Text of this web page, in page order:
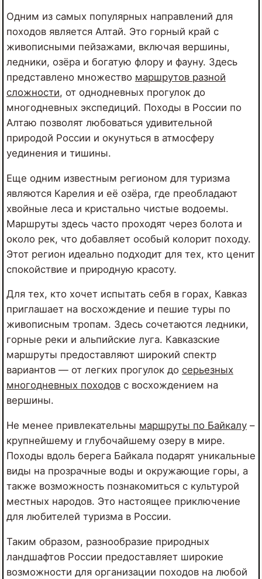
Одним из самых популярных направлений для
походов является Алтай. Это горный край с
живописными пейзажами, включая вершины,
ледники, озёра и богатую флору и фауну. Здесь
представлено множество маршрутов разной
сложности, от однодневных прогулок до
многодневных экспедиций. Походы в России по
Алтаю позволят любоваться удивительной
природой России и окунуться в атмосферу
уединения и тишины.
Еще одним известным регионом для туризма
являются Карелия и её озёра, где преобладают
хвойные леса и кристально чистые водоемы.
Маршруты здесь часто проходят через болота и
около рек, что добавляет особый колорит походу.
Этот регион идеально подходит для тех, кто ценит
спокойствие и природную красоту.
Для тех, кто хочет испытать себя в горах, Кавказ
приглашает на восхождение и пешие туры по
живописным тропам. Здесь сочетаются ледники,
горные реки и альпийские луга. Кавказские
маршруты предоставляют широкий спектр
вариантов — от легких прогулок до серьезных
многодневных походовс восхождением на
вершины.
Не менее привлекательны маршруты по Байкалу–
крупнейшему и глубочайшему озеру в мире.
Походы вдоль берега Байкала подарят уникальные
виды на прозрачные воды и окружающие горы, а
также возможность познакомиться с культурой
местных народов. Это настоящее приключение
для любителей туризма в России.
Таким образом, разнообразие природных
ландшафтов России предоставляет широкие
возможности для организации походов на любой